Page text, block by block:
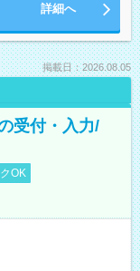
詳細へ
掲載日：2026.08.05
受付・入力/
OK